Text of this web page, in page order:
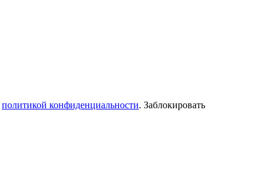
политикой конфиденциальности. Заблокировать